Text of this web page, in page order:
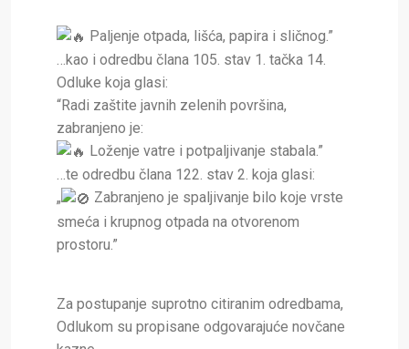
Paljenje otpada, lišća, papira i sličnog.”
…kao i odredbu člana 105. stav 1. tačka 14.
Odluke koja glasi:
“Radi zaštite javnih zelenih površina,
zabranjeno je:
Loženje vatre i potpaljivanje stabala.”
…te odredbu člana 122. stav 2. koja glasi:
„
Zabranjeno je spaljivanje bilo koje vrste
smeća i krupnog otpada na otvorenom
prostoru.”
Za postupanje suprotno citiranim odredbama,
Odlukom su propisane odgovarajuće novčane